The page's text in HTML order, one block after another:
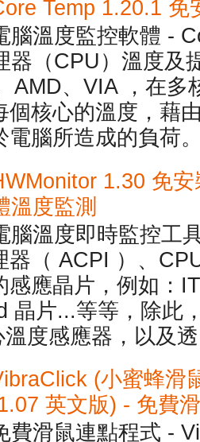
Temp 1.20.1 免
腦溫度監控軟體 -
器（CPU）溫度及
AMD、VIA ，在多
個核心的溫度，藉
電腦所造成的負荷
1.30 免
溫度監測
腦溫度即時監控工
器（ ACPI ）、
感應晶片，例如：
晶片...等等，除此
溫度感應器，以及
(小蜜蜂滑
英文版) - 免費
費滑鼠連點程式 -